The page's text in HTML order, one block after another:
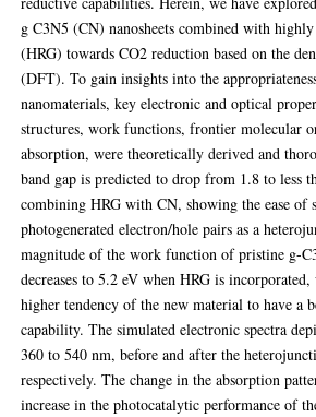
g C3N5 (CN) nanosheets combined with highly
(HRG) towards CO2 reduction based on the
(DFT). To gain insights into the
nanomaterials, key electronic and optical
structures, work functions, frontier molecular
absorption, were theoretically derived and
band gap is predicted to drop from 1.8 to less
combining HRG with CN, showing the ease of
photogenerated electron/hole pairs as a
magnitude of the work function of pristine g-
decreases to 5.2 eV when HRG is
higher tendency of the new material to have a
capability. The simulated electronic spectra
360 to 540 nm, before and after the
respectively. The change in the absorption
increase in the photocatalytic performance of